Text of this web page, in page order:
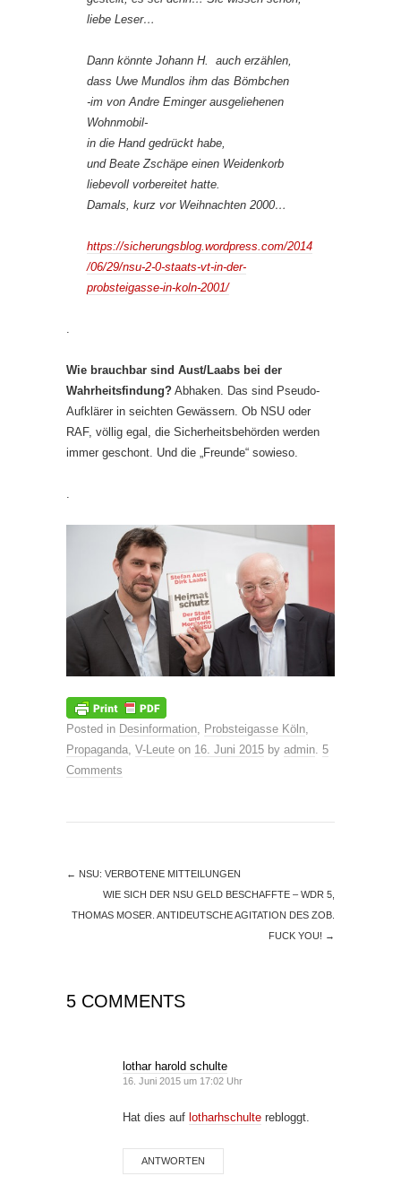
liebe Leser…
Dann könnte Johann H. auch erzählen,
dass Uwe Mundlos ihm das Bömbchen
-im von Andre Eminger ausgeliehenen
Wohnmobil-
in die Hand gedrückt habe,
und Beate Zschäpe einen Weidenkorb
liebevoll vorbereitet hatte.
Damals, kurz vor Weihnachten 2000…
https://sicherungsblog.wordpress.com/2014
/06/29/nsu-2-0-staats-vt-in-der-
probsteigasse-in-koln-2001/
.
Wie brauchbar sind Aust/Laabs bei der
Wahrheitsfindung? Abhaken. Das sind Pseudo-
Aufklärer in seichten Gewässern. Ob NSU oder
RAF, völlig egal, die Sicherheitsbehörden werden
immer geschont. Und die „Freunde“ sowieso.
.
Posted in Desinformation, Probsteigasse Köln,
Propaganda, V-Leute on 16. Juni 2015 by admin. 5
Comments
← NSU: VERBOTENE MITTEILUNGEN
WIE SICH DER NSU GELD BESCHAFFTE – WDR 5,
THOMAS MOSER. ANTIDEUTSCHE AGITATION DES ZOB.
FUCK YOU! →
5 COMMENTS
lothar harold schulte
16. Juni 2015 um 17:02 Uhr
Hat dies auf lotharhschulte rebloggt.
ANTWORTEN